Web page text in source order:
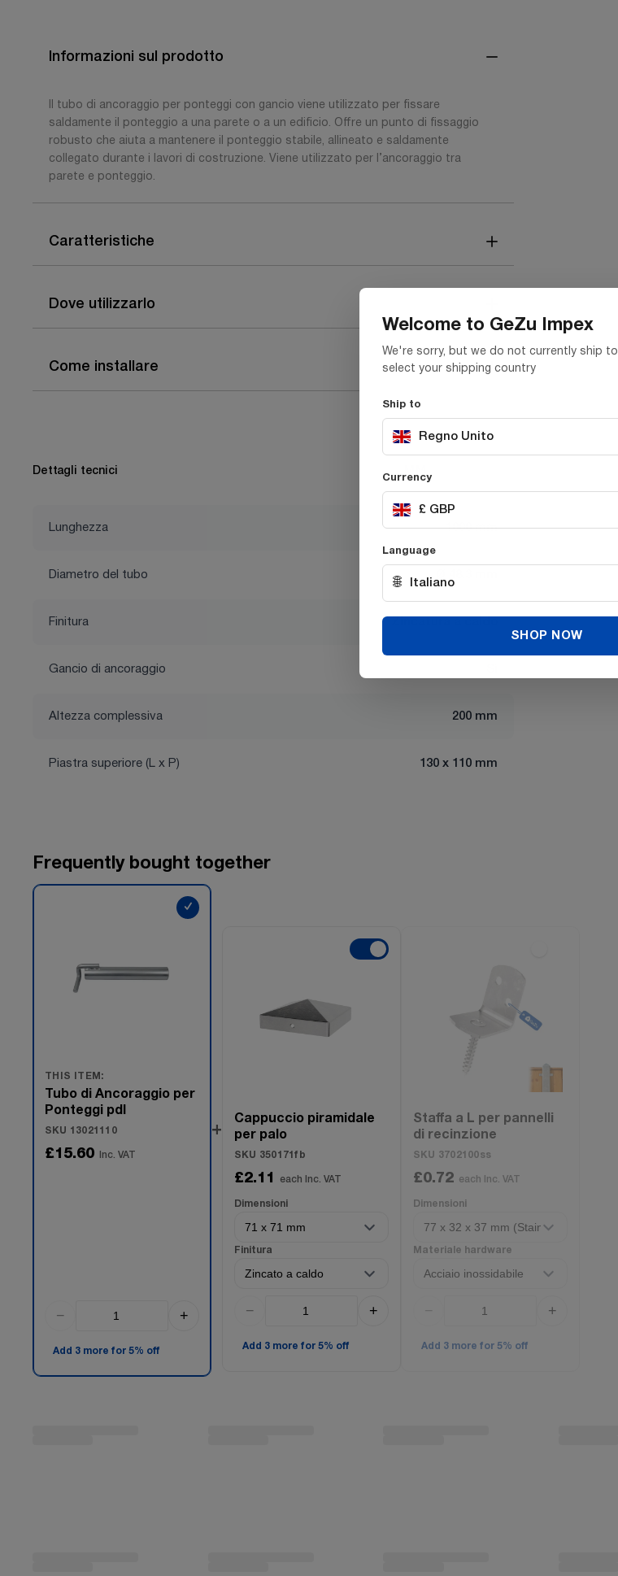
Informazioni sul prodotto
Il tubo di ancoraggio per ponteggi con gancio viene utilizzato per fissare
saldamente il ponteggio a una parete o a un edificio. Offre un punto di fissaggio
robusto che aiuta a mantenere il ponteggio stabile, allineato e saldamente
collegato durante i lavori di costruzione. Viene utilizzato per l’ancoraggio tra
parete e ponteggio.
Caratteristiche
Dove utilizzarlo
Come installare
Dettagli tecnici
Lunghezza 1000 mm
Diametro del tubo
Finitura
Gancio di ancoraggio
Altezza complessiva 200 mm
Piastra superiore (L x P) 130 x 110 mm
Frequently bought together
✓
THIS ITEM:
Tubo di Ancoraggio per
Ponteggi pdl
SKU 13021110
£15.60 Inc. VAT
− +
Add 3 more for 5% off
+
Cappuccio piramidale
per palo
SKU 350171fb
£2.11 each Inc. VAT
Dimensioni
Finitura
− +
Add 3 more for 5% off
Staffa a L per pannelli
di recinzione
SKU 3702100ss
£0.72 each Inc. VAT
Dimensioni
Materiale hardware
− +
Add 3 more for 5% off
Welcome to GeZu Impex
We're sorry, but we do not currently ship to
select your shipping country
Ship to
Regno Unito
Currency
£ GBP
Language
🌐 Italiano
SHOP NOW